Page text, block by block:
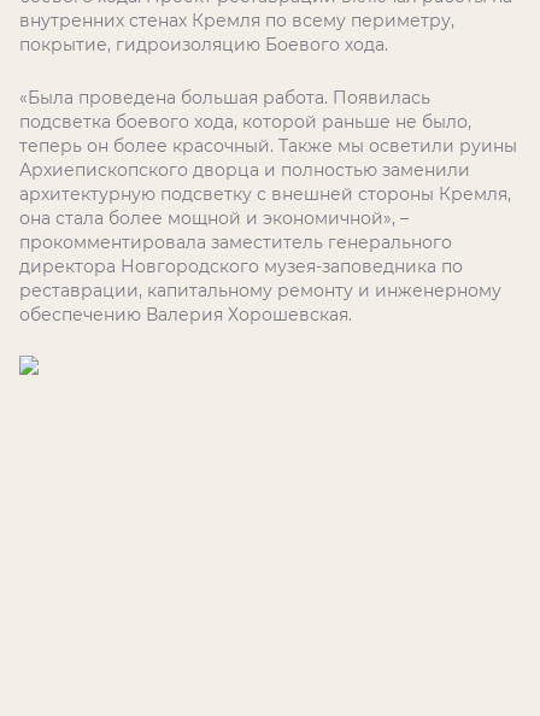
внутренних стенах Кремля по всему периметру,
покрытие, гидроизоляцию Боевого хода.
«Была проведена большая работа. Появилась
подсветка боевого хода, которой раньше не было,
теперь он более красочный. Также мы осветили руины
Архиепископского дворца и полностью заменили
архитектурную подсветку с внешней стороны Кремля,
она стала более мощной и экономичной», –
прокомментировала заместитель генерального
директора Новгородского музея-заповедника по
реставрации, капитальному ремонту и инженерному
обеспечению Валерия Хорошевская.